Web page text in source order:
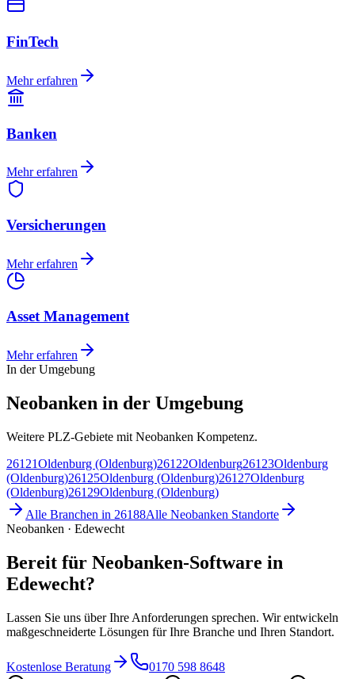
FinTech
Mehr erfahren
Banken
Mehr erfahren
Versicherungen
Mehr erfahren
Asset Management
Mehr erfahren
In der Umgebung
Neobanken in der Umgebung
Weitere PLZ-Gebiete mit Neobanken Kompetenz.
26121Oldenburg (Oldenburg)26122Oldenburg26123Oldenburg
(Oldenburg)26125Oldenburg (Oldenburg)26127Oldenburg
(Oldenburg)26129Oldenburg (Oldenburg)
Alle Branchen in 26188Alle Neobanken Standorte
Neobanken · Edewecht
Bereit für Neobanken-Software in
Edewecht?
Lassen Sie uns über Ihre Anforderungen sprechen. Wir entwickeln
maßgeschneiderte Lösungen für Ihre Branche und Ihren Standort.
Kostenlose Beratung
0170 598 8648